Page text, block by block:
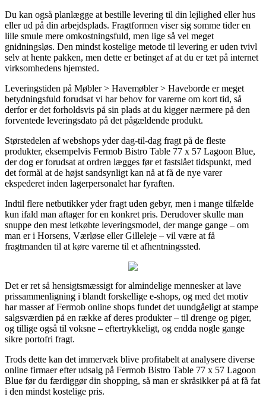
Du kan også planlægge at bestille levering til din lejlighed eller hus
eller ud på din arbejdsplads. Fragtformen viser sig somme tider en
lille smule mere omkostningsfuld, men lige så vel meget
gnidningsløs. Den mindst kostelige metode til levering er uden tvivl
selv at hente pakken, men dette er betinget af at du er tæt på internet
virksomhedens hjemsted.
Leveringstiden på Møbler > Havemøbler > Haveborde er meget
betydningsfuld forudsat vi har behov for varerne om kort tid, så
derfor er det forholdsvis på sin plads at du kigger nærmere på den
forventede leveringsdato på det pågældende produkt.
Størstedelen af webshops yder dag-til-dag fragt på de fleste
produkter, eksempelvis Fermob Bistro Table 77 x 57 Lagoon Blue,
der dog er forudsat at ordren lægges før et fastslået tidspunkt, med
det formål at de højst sandsynligt kan nå at få de nye varer
ekspederet inden lagerpersonalet har fyraften.
Indtil flere netbutikker yder fragt uden gebyr, men i mange tilfælde
kun ifald man aftager for en konkret pris. Derudover skulle man
snuppe den mest letkøbte leveringsmodel, der mange gange – om
man er i Horsens, Værløse eller Gilleleje – vil være at få
fragtmanden til at køre varerne til et afhentningssted.
Det er ret så hensigtsmæssigt for almindelige mennesker at lave
prissammenligning i blandt forskellige e-shops, og med det motiv
har masser af Fermob online shops fundet det uundgåeligt at stampe
salgsværdien på en række af deres produkter – til drenge og piger,
og tillige også til voksne – eftertrykkeligt, og endda nogle gange
sikre portofri fragt.
Trods dette kan det immervæk blive profitabelt at analysere diverse
online firmaer efter udsalg på Fermob Bistro Table 77 x 57 Lagoon
Blue før du færdiggør din shopping, så man er skråsikker på at få fat
i den mindst kostelige pris.